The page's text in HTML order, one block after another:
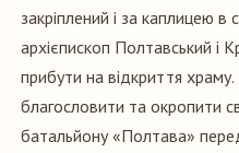
закріплений і за каплицею
архієпископ Полтавський і
прибути на відкриття
благословити та окропити
батальйону «Полтава»